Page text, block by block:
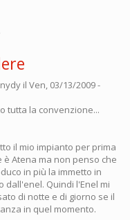
il Ven, 03/13/2009 -
tutta la convenzione...
il mio impianto per prima
Atena ma non penso che
in più la immetto in
dall'enel. Quindi l'Enel mi
di notte e di giorno se il
in quel momento.